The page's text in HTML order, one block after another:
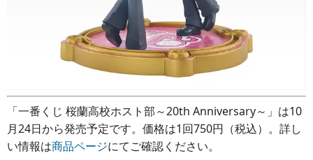
「一番くじ 桜蘭高校ホスト部～20th Anniversary～」は10
月24日から発売予定です。価格は1回750円（税込）。詳し
い情報は商品ページにてご確認ください。